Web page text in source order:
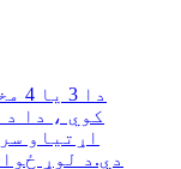
کوي ، دا
اړتیاو
دي.د لوړ